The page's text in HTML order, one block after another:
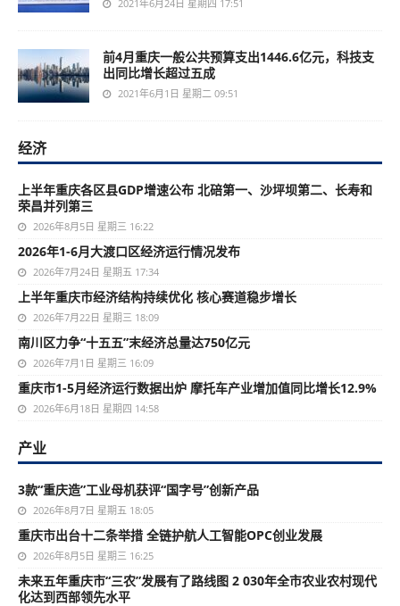
2021年6月24日 星期四 17:51
前4月重庆一般公共预算支出1446.6亿元，科技支
出同比增长超过五成
2021年6月1日 星期二 09:51
经济
上半年重庆各区县GDP增速公布 北碚第一、沙坪坝第二、长寿和
荣昌并列第三
2026年8月5日 星期三 16:22
2026年1-6月大渡口区经济运行情况发布
2026年7月24日 星期五 17:34
上半年重庆市经济结构持续优化 核心赛道稳步增长
2026年7月22日 星期三 18:09
南川区力争“十五五”末经济总量达750亿元
2026年7月1日 星期三 16:09
重庆市1-5月经济运行数据出炉 摩托车产业增加值同比增长12.9%
2026年6月18日 星期四 14:58
产业
3款“重庆造”工业母机获评“国字号”创新产品
2026年8月7日 星期五 18:05
重庆市出台十二条举措 全链护航人工智能OPC创业发展
2026年8月5日 星期三 16:25
未来五年重庆市“三农”发展有了路线图 2 030年全市农业农村现代
化达到西部领先水平